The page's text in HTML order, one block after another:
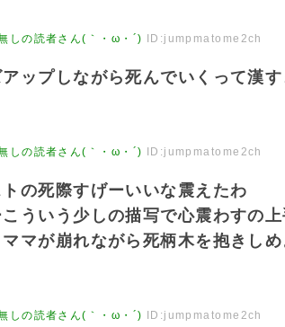
しの読者さん(｀・ω・´) ID:jumpmatome2ch
ップしながら死んでいくって漢
しの読者さん(｀・ω・´) ID:jumpmatome2ch
の死際すげーいいな震えたわ
ういう少しの描写で心震わすの
マが崩れながら死柄木を抱きし
しの読者さん(｀・ω・´) ID:jumpmatome2ch